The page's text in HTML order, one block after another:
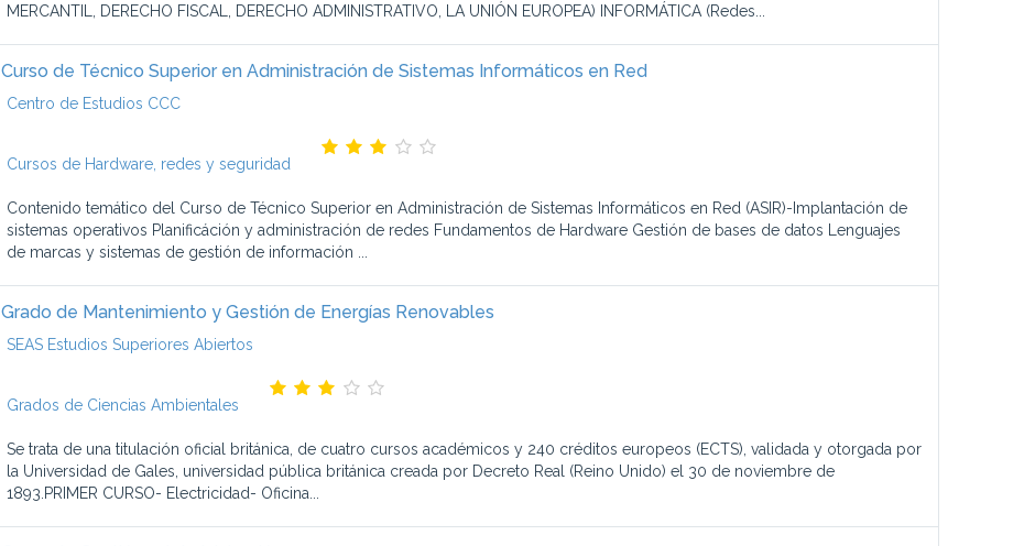
MERCANTIL, DERECHO FISCAL, DERECHO ADMINISTRATIVO, LA UNIÓN EUROPEA) INFORMÁTICA (Redes...
Curso de Técnico Superior en Administración de Sistemas Informáticos en Red
Centro de Estudios CCC
Cursos de Hardware, redes y seguridad
Contenido temático del Curso de Técnico Superior en Administración de Sistemas Informáticos en Red (ASIR)-Implantación de
sistemas operativos Planificáción y administración de redes Fundamentos de Hardware Gestión de bases de datos Lenguajes
de marcas y sistemas de gestión de información ...
Grado de Mantenimiento y Gestión de Energías Renovables
SEAS Estudios Superiores Abiertos
Grados de Ciencias Ambientales
Se trata de una titulación oficial británica, de cuatro cursos académicos y 240 créditos europeos (ECTS), validada y otorgada por
la Universidad de Gales, universidad pública británica creada por Decreto Real (Reino Unido) el 30 de noviembre de
1893.PRIMER CURSO- Electricidad- Oficina...